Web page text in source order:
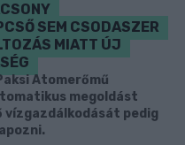
SEM CSODASZER
MIATT ÚJ
Atomerőmű
megoldást
vízgazdálkodását pedig